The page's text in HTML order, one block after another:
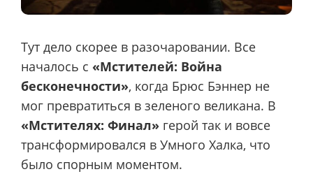
Тут дело скорее в разочаровании. Все
началось с «Мстителей: Война
бесконечности», когда Брюс Бэннер не
мог превратиться в зеленого великана. В
«Мстителях: Финал» герой так и вовсе
трансформировался в Умного Халка, что
было спорным моментом.